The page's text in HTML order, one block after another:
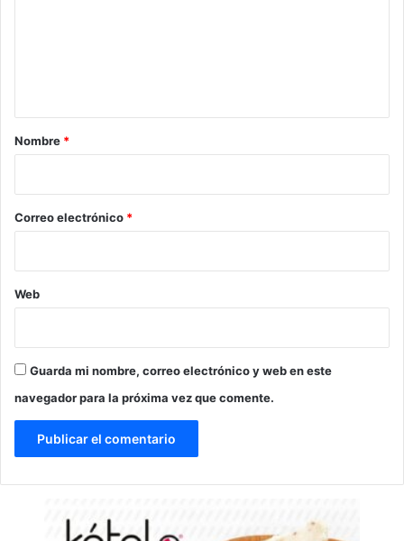
r
*
Nombre *
Correo electrónico *
Web
Guarda mi nombre, correo electrónico y web en este
navegador para la próxima vez que comente.